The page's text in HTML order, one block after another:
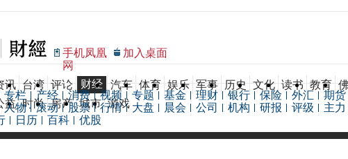
手机凤凰
网
加入桌面
讯 台湾 评论 财经 汽车 体育 娱乐 军事 历史 文化 读书 教育
益 时尚 房产 城市 游戏
专栏 产经 消费 视频 专题 基金 理财 银行 保险 外汇 期货
人物 滚动 股票 行情 大盘 晨会 公司 机构 研报 评级 主力
日历 百科 优股